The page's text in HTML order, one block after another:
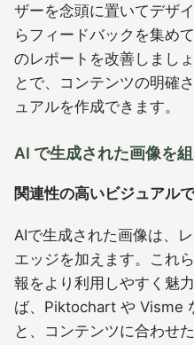
ザーを念頭に置いてデザ
らフィードバックを集め
のレポートを改善しまし
とで、コンテンツの明確
ュアルを作成できます。
AI で生成された画像を
関連性の高いビジュアル
AIで生成された画像は、
エッジを加えます。これ
報をより利用しやすく魅
ば、Piktochart や Visme
と、コンテンツに合わせ